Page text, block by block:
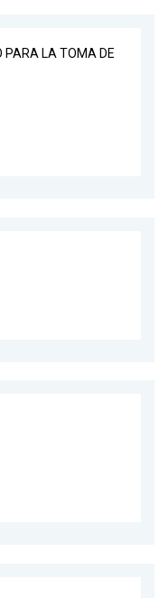
PARA LA TOMA DE